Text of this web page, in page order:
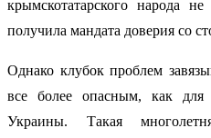
крымскотатарского народа
получила мандата доверия со
Однако клубок проблем
все более опасным, как
Украины. Такая